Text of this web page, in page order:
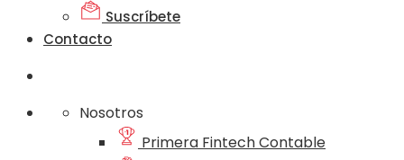
Suscríbete
Contacto
Nosotros
Primera Fintech Contable